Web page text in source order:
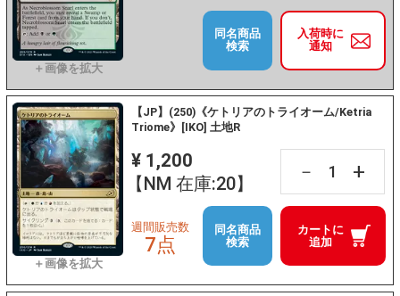
入荷時に
通知
同名商品
検索
【JP】(250)《ケトリアのトライオーム/Ketria
Triome》[IKO] 土地R
¥ 1,200
【NM 在庫:20】
－ +
カートに
追加
週間販売数
7点
同名商品
検索